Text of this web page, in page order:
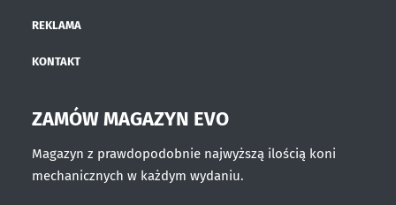
REKLAMA
KONTAKT
ZAMÓW MAGAZYN EVO
Magazyn z prawdopodobnie najwyższą ilością koni
mechanicznych w każdym wydaniu.